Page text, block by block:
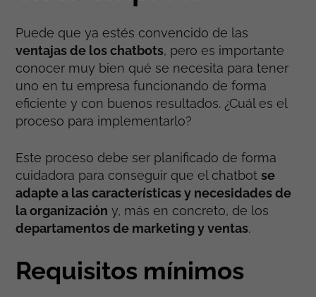
Puede que ya estés convencido de las
ventajas de los chatbots, pero es importante
conocer muy bien qué se necesita para tener
uno en tu empresa funcionando de forma
eficiente y con buenos resultados. ¿Cuál es el
proceso para implementarlo?
Este proceso debe ser planificado de forma
cuidadora para conseguir que el chatbotse
adapte a las características y necesidades de
la organización y, más en concreto, de los
departamentos de marketing y ventas.
Requisitos mínimos